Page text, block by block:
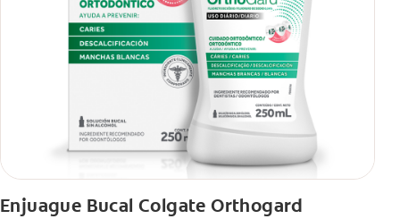
Enjuague Bucal Colgate Orthogard